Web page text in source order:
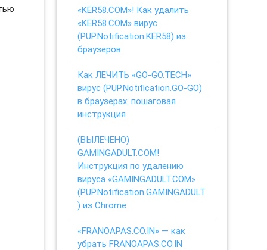
«KER58.COM»! Как удалить
«KER58.COM» вирус
(PUP.Notification.KER58) из
браузеров
Как ЛЕЧИТЬ «GO-GO.TECH»
вирус (PUP.Notification.GO-GO)
в браузерах: пошаговая
инструкция
(ВЫЛЕЧЕНО)
GAMINGADULT.COM!
Инструкция по удалению
вируса «GAMINGADULT.COM»
(PUP.Notification.GAMINGADULT
) из Chrome
«FRANOAPAS.CO.IN» — как
убрать FRANOAPAS.CO.IN